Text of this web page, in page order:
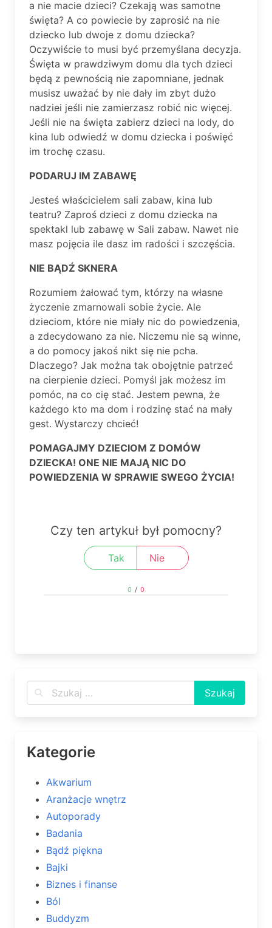
a nie macie dzieci? Czekają was samotne
święta? A co powiecie by zaprosić na nie
dziecko lub dwoje z domu dziecka?
Oczywiście to musi być przemyślana decyzja.
Święta w prawdziwym domu dla tych dzieci
będą z pewnością nie zapomniane, jednak
musisz uważać by nie dały im zbyt dużo
nadziei jeśli nie zamierzasz robić nic więcej.
Jeśli nie na święta zabierz dzieci na lody, do
kina lub odwiedź w domu dziecka i poświęć
im trochę czasu.
PODARUJ IM ZABAWĘ
Jesteś właścicielem sali zabaw, kina lub
teatru? Zaproś dzieci z domu dziecka na
spektakl lub zabawę w Sali zabaw. Nawet nie
masz pojęcia ile dasz im radości i szczęścia.
NIE BĄDŹ SKNERA
Rozumiem żałować tym, którzy na własne
życzenie zmarnowali sobie życie. Ale
dzieciom, które nie miały nic do powiedzenia,
a zdecydowano za nie. Niczemu nie są winne,
a do pomocy jakoś nikt się nie pcha.
Dlaczego? Jak można tak obojętnie patrzeć
na cierpienie dzieci. Pomyśl jak możesz im
pomóc, na co cię stać. Jestem pewna, że
każdego kto ma dom i rodzinę stać na mały
gest. Wystarczy chcieć!
POMAGAJMY DZIECIOM Z DOMÓW
DZIECKA! ONE NIE MAJĄ NIC DO
POWIEDZENIA W SPRAWIE SWEGO ŻYCIA!
Czy ten artykuł był pomocny?
Tak Nie
0 / 0
Kategorie
Akwarium
Aranżacje wnętrz
Autoporady
Badania
Bądź piękna
Bajki
Biznes i finanse
Ból
Buddyzm